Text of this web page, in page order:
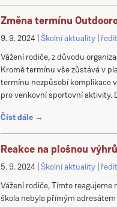
Změna termínu
9. 9. 2024 Školní aktuality
Vážení rodiče, z důvodu
Kromě termínu vše zůstává v
termínu nezpůsobí komplikace
pro venkovní sportovní aktivity.
Číst dále →
Reakce na plošnou
5. 9. 2024 Školní aktuality
Vážení rodiče, Tímto reagujeme
škola nebyla přímým